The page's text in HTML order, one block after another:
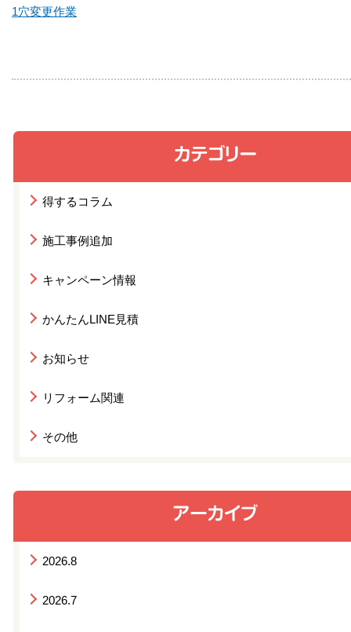
得するコラム
施工事例追加
キャンペーン情報
かんたんLINE見積
お知らせ
リフォーム関連
その他
2026.8
2026.7
1穴変更作業